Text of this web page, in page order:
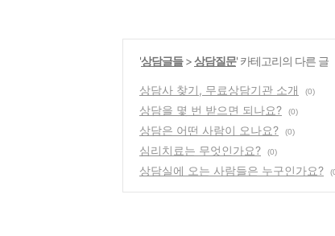
'상담글들>상담질문' 카테고리의 다른 글
상담사 찾기, 무료상담기관 소개 (0)
상담을 몇 번 받으면 되나요? (0)
상담은 어떤 사람이 오나요? (0)
심리치료는 무엇인가요? (0)
상담실에 오는 사람들은 누구인가요?